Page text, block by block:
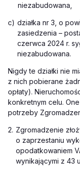
niezabudowana,
c) działka nr 3, o
zasiedzenia –
czerwca 2024 r.
niezabudowana.
Nigdy te działki nie
z nich pobierane
opłaty).
konkretnym celu.
potrzeby
2. Zgromadzenie
o zaprzestaniu
opodatkowaniem
wynikającymi z 43